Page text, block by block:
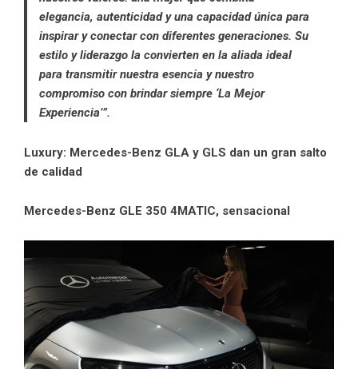
elegancia, autenticidad y una capacidad única para
inspirar y conectar con diferentes generaciones. Su
estilo y liderazgo la convierten en la aliada ideal
para transmitir nuestra esencia y nuestro
compromiso con brindar siempre ‘La Mejor
Experiencia’”.
Luxury: Mercedes-Benz GLA y GLS dan un gran salto
de calidad
Mercedes-Benz GLE 350 4MATIC, sensacional